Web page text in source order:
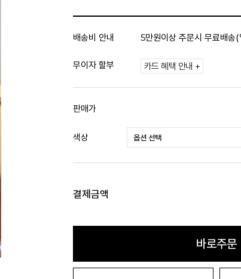
배송비 안내 5만원이상 주문시 무료배송
무이자 할부 카드 혜택 안내 +
판매가
색상
결제금액
바로주문